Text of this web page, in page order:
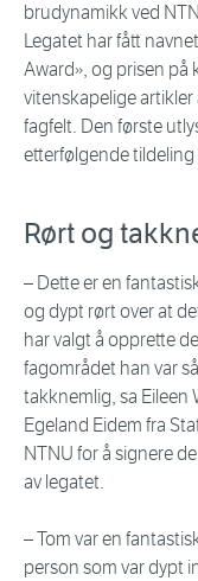
brudynamikk ved
Legatet har fått
Award», og prisen på
vitenskapelige
fagfelt. Den første
etterfølgende
Rørt og
– Dette er en
og dypt rørt over at
har valgt å opprette
fagområdet han var
takknemlig, sa Eileen
Egeland Eidem fra
NTNU for å signere
av legatet.
– Tom var en
person som var dypt